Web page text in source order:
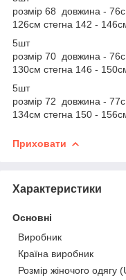
розмір 68 довжина -
126см стегна 142 -
5шт
розмір 70 довжина -
130см стегна 146 -
5шт
розмір 72 довжина -
134см стегна 150 -
Приховати
Характеристики
Основні
Виробник
Країна виробник
Розмір жіночого одягу